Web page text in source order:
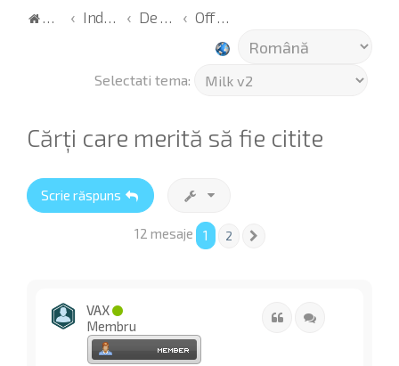
Acasă Index De toate Off topic
Selectati tema:
Cărţi care merită să fie citite
Scrie răspuns
12 mesaje 1 2
VAX
Membru
Citat